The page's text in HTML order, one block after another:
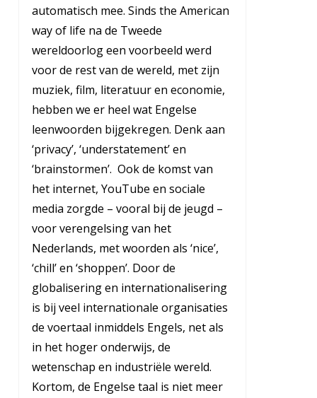
automatisch mee. Sinds the American
way of life na de Tweede
wereldoorlog een voorbeeld werd
voor de rest van de wereld, met zijn
muziek, film, literatuur en economie,
hebben we er heel wat Engelse
leenwoorden bijgekregen. Denk aan
‘privacy’, ‘understatement’ en
‘brainstormen’. Ook de komst van
het internet, YouTube en sociale
media zorgde – vooral bij de jeugd –
voor verengelsing van het
Nederlands, met woorden als ‘nice’,
‘chill’ en ‘shoppen’. Door de
globalisering en internationalisering
is bij veel internationale organisaties
de voertaal inmiddels Engels, net als
in het hoger onderwijs, de
wetenschap en industriële wereld.
Kortom, de Engelse taal is niet meer